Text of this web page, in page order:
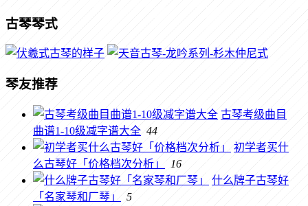
古琴琴式
琴友推荐
古琴考级曲目
曲谱1-10级减字谱大全 44
初学者买什
么古琴好「价格档次分析」
16
什么牌子古琴好
「名家琴和厂琴」
5